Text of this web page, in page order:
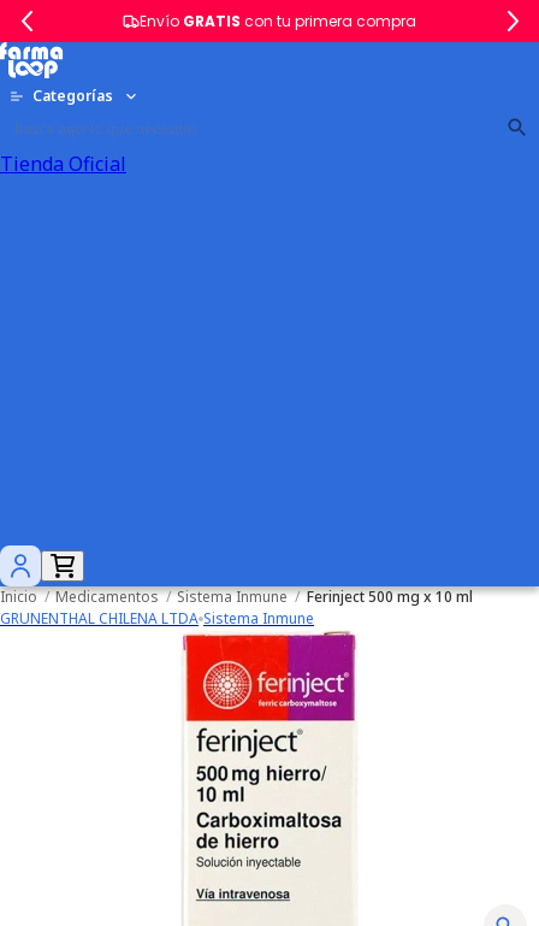
Envío GRATIS con tu primera compra
Categorías
Tienda Oficial
Inicio / Medicamentos / Sistema Inmune / Ferinject 500 mg x 10 ml
GRUNENTHAL CHILENA LTDA Sistema Inmune